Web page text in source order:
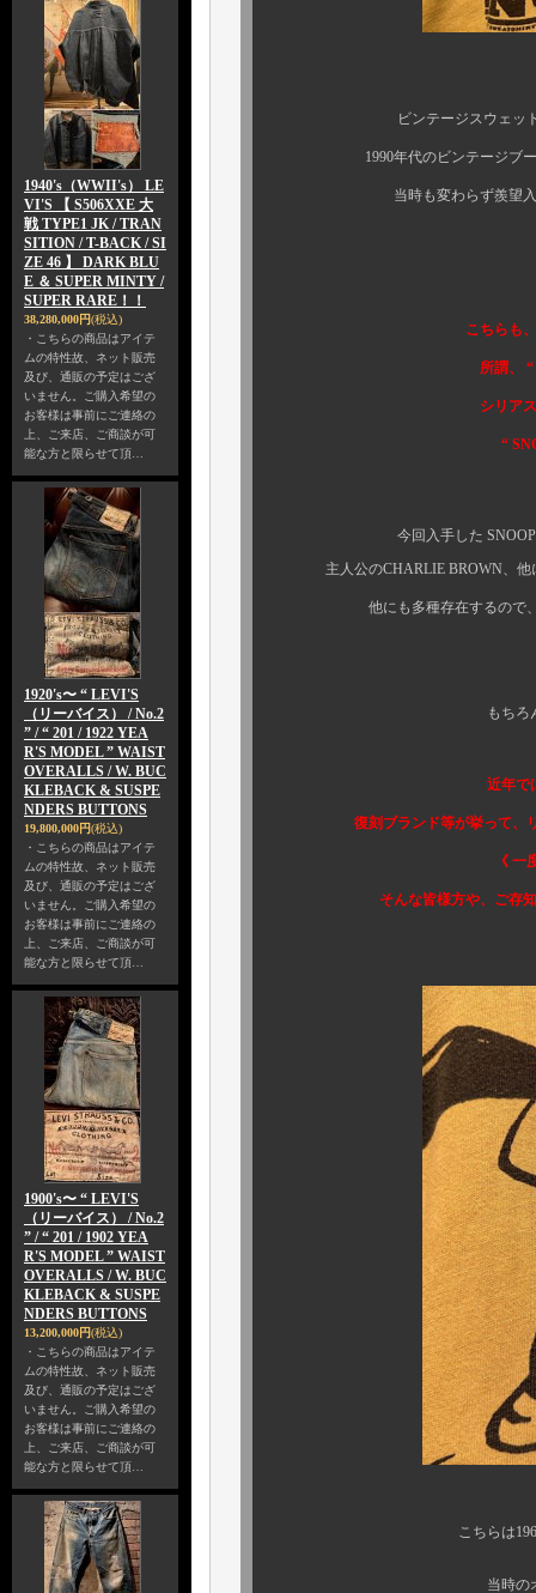
1940's（WWII's） LE
VI'S 【 S506XXE 大
戦 TYPE1 JK / TRAN
SITION / T-BACK / SI
ZE 46 】 DARK BLU
E ＆ SUPER MINTY /
SUPER RARE！！
38,280,000円(税込)
・こちらの商品はアイテ
ムの特性故、ネット販売
及び、通販の予定はござ
いません。ご購入希望の
お客様は事前にご連絡の
上、ご来店、ご商談が可
能な方と限らせて頂…
1920's〜 “ LEVI'S
（リーバイス） / No.2
” / “ 201 / 1922 YEA
R'S MODEL ” WAIST
OVERALLS / W. BUC
KLEBACK & SUSPE
NDERS BUTTONS
19,800,000円(税込)
・こちらの商品はアイテ
ムの特性故、ネット販売
及び、通販の予定はござ
いません。ご購入希望の
お客様は事前にご連絡の
上、ご来店、ご商談が可
能な方と限らせて頂…
1900's〜 “ LEVI'S
（リーバイス） / No.2
” / “ 201 / 1902 YEA
R'S MODEL ” WAIST
OVERALLS / W. BUC
KLEBACK & SUSPE
NDERS BUTTONS
13,200,000円(税込)
・こちらの商品はアイテ
ムの特性故、ネット販売
及び、通販の予定はござ
いません。ご購入希望の
お客様は事前にご連絡の
上、ご来店、ご商談が可
能な方と限らせて頂…
ビンテージスウェットファン
1990年代のビンテージブームを
当時も変わらず羨望入手困難
こちらも
所謂、 “ THREE B's
シリアスなコレクタ
“ SNOOPY ” のシ
今回入手した SNOOPY 以外
主人公のCHARLIE BROWN、他には
他にも多種存在するので、どう
もちろん、上記世代
近年では幾多ものブ
復刻ブランド等が挙って、リプリ
《 一度はどこかで
そんな皆様方や、ご存知の方も
こちらは1960年代オリ
当時のオリジナルビ